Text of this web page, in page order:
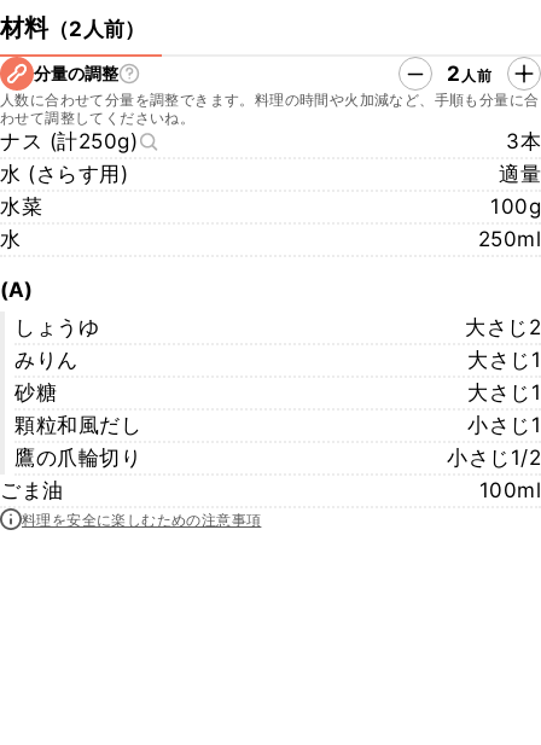
材料（2人前）
分量の調整 2 人前
人数に合わせて分量を調整できます。料理の時間や火加減など、手順も分量に合
わせて調整してくださいね。
ナス (計250g)
3本
水 (さらす用)
適量
水菜
100g
水
250ml
(A)
しょうゆ
大さじ2
みりん
大さじ1
砂糖
大さじ1
顆粒和風だし
小さじ1
鷹の爪輪切り
小さじ1/2
ごま油
100ml
料理を安全に楽しむための注意事項